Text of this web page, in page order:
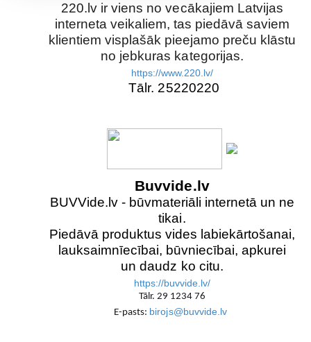
220.lv ir viens no vecākajiem Latvijas
interneta veikaliem, tas piedāvā saviem
klientiem visplašāk pieejamo preču klāstu
no jebkuras kategorijas.
https://www.220.lv/
Tālr. 25220220
Buvvide.lv
BUVVide.lv - būvmateriāli internetā un ne
tikai.
Piedāvā produktus vides labiekārtošanai,
lauksaimnīecībai, būvniecībai, apkurei
un daudz ko citu.
https://buvvide.lv/
Tālr. 29 1234 76
E-pasts: birojs@buvvide.lv